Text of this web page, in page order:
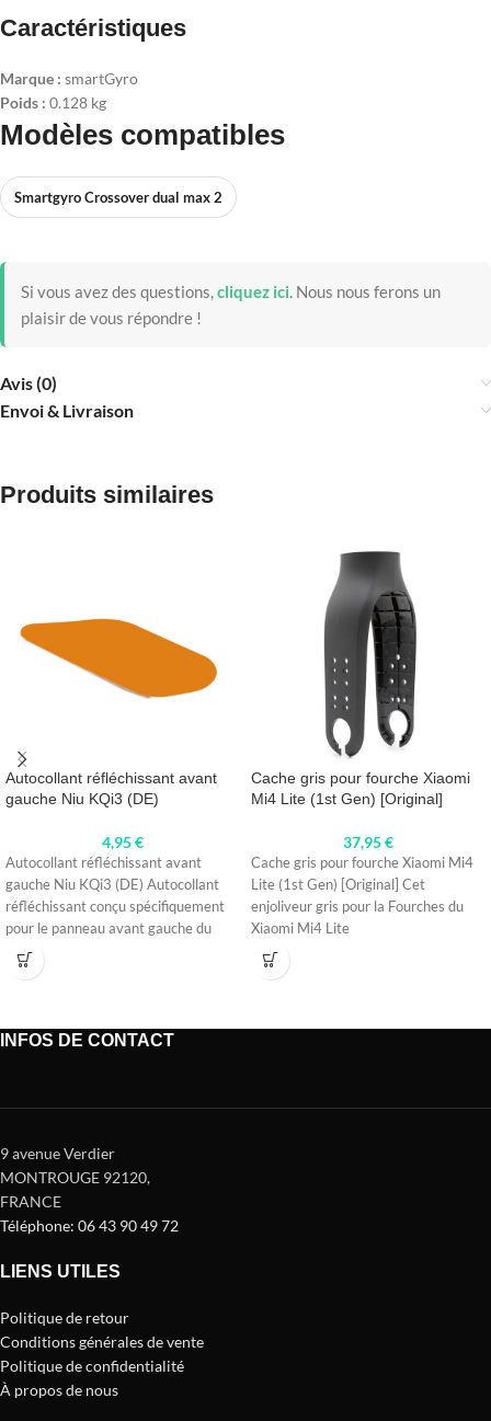
Caractéristiques
Marque : smartGyro
Poids : 0.128 kg
Modèles compatibles
Smartgyro Crossover dual max 2
Si vous avez des questions,cliquez ici. Nous nous ferons un
plaisir de vous répondre !
Avis (0)
Envoi & Livraison
Produits similaires
Autocollant réfléchissant avant
gauche Niu KQi3 (DE)
4,95€
Autocollant réfléchissant avant
gauche Niu KQi3 (DE) Autocollant
réfléchissant conçu spécifiquement
pour le panneau avant gauche du
modèle Niu KQi3.
Cache gris pour fourche Xiaomi
Mi4 Lite (1st Gen) [Original]
37,95€
Cache gris pour fourche Xiaomi Mi4
Lite (1st Gen) [Original] Cet
enjoliveur gris pour la Fourches du
Xiaomi Mi4 Lite
INFOS DE CONTACT
9 avenue Verdier
MONTROUGE 92120,
FRANCE
Téléphone: 06 43 90 49 72
LIENS UTILES
Politique de retour
Conditions générales de vente
Politique de confidentialité
À propos de nous